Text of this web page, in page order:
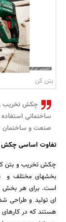
بتن کن
چکش تخریب و
ساختمانی
صنعت و
تفاوت اساسی چکش
چکش تخریب و بتن
بخشهای مختلف و
است. برای هر بخش
ای تولید و طراحی
هستند که در کارهای